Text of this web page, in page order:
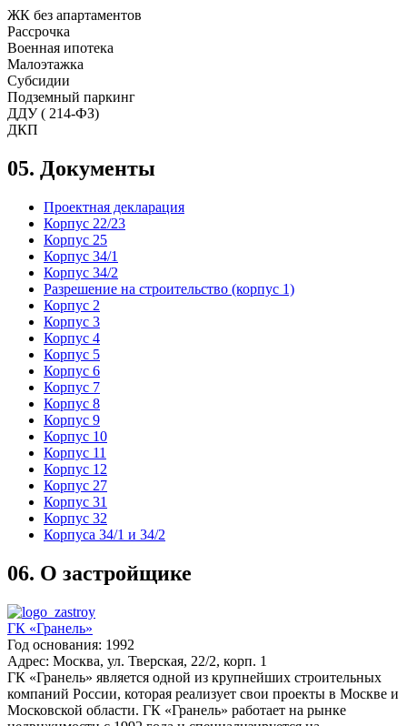
ЖК без апартаментов
Рассрочка
Военная ипотека
Малоэтажка
Субсидии
Подземный паркинг
ДДУ ( 214-ФЗ)
ДКП
05. Документы
Проектная декларация
Корпус 22/23
Корпус 25
Корпус 34/1
Корпус 34/2
Разрешение на строительство (корпус 1)
Корпус 2
Корпус 3
Корпус 4
Корпус 5
Корпус 6
Корпус 7
Корпус 8
Корпус 9
Корпус 10
Корпус 11
Корпус 12
Корпус 27
Корпус 31
Корпус 32
Корпуса 34/1 и 34/2
06. О застройщике
ГК «Гранель»
Год основания: 1992
Адрес: Москва, ул. Тверская, 22/2, корп. 1
ГК «Гранель» является одной из крупнейших строительных
компаний России, которая реализует свои проекты в Москве и
Московской области. ГК «Гранель» работает на рынке